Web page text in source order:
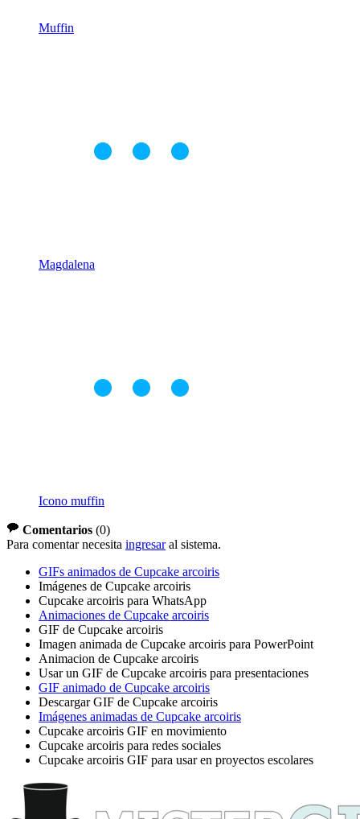
Muffin
Magdalena
Icono muffin
Comentarios (0)
Para comentar necesita ingresaral sistema.
GIFs animados de Cupcake arcoiris
Imágenes de Cupcake arcoiris
Cupcake arcoiris para WhatsApp
Animaciones de Cupcake arcoiris
GIF de Cupcake arcoiris
Imagen animada de Cupcake arcoiris para PowerPoint
Animacion de Cupcake arcoiris
Usar un GIF de Cupcake arcoiris para presentaciones
GIF animado de Cupcake arcoiris
Descargar GIF de Cupcake arcoiris
Imágenes animadas de Cupcake arcoiris
Cupcake arcoiris GIF en movimiento
Cupcake arcoiris para redes sociales
Cupcake arcoiris GIF para usar en proyectos escolares